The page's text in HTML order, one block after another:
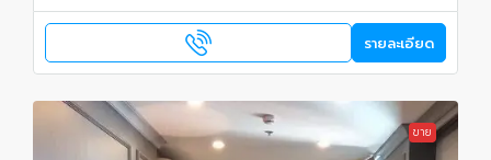
รายละเอียด
ขาย